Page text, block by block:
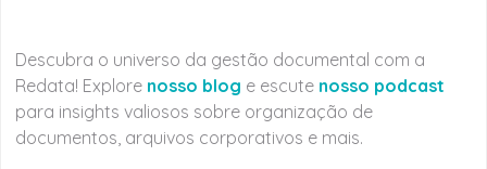
Descubra o universo da gestão documental com a
Redata! Explore nosso blog e escute nosso podcast
para insights valiosos sobre organização de
documentos, arquivos corporativos e mais.